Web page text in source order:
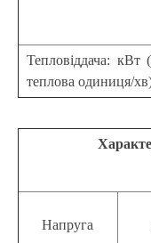
Тепловіддача: кВт
теплова одиниця/
Напруга